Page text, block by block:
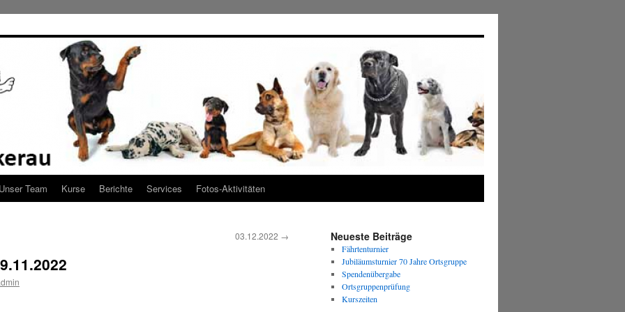
Unser Team Kurse Berichte Services Fotos-Aktivitäten
03.12.2022 → Neueste Beiträge
Fährtenturnier
Jubiläumsturnier 70 Jahre Ortsgruppe
Spendenübergabe
Ortsgruppenprüfung
Kurszeiten